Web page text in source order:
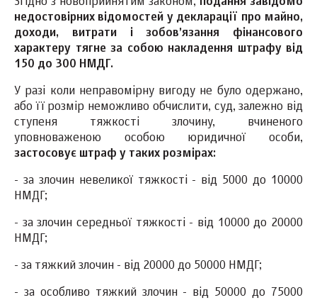
недостовірних відомостей у декларації про майно,
доходи, витрати і зобов’язання фінансового
характеру тягне за собою накладення штрафу від
150 до 300 НМДГ.
У разі коли неправомірну вигоду не було одержано,
або її розмір неможливо обчислити, суд, залежно від
ступеня тяжкості злочину, вчиненого
уповноваженою особою юридичної особи,
застосовує штраф у таких розмірах:
- за злочин невеликої тяжкості - від 5000 до 10000
НМДГ;
- за злочин середньої тяжкості - від 10000 до 20000
НМДГ;
- за тяжкий злочин - від 20000 до 50000 НМДГ;
- за особливо тяжкий злочин - від 50000 до 75000